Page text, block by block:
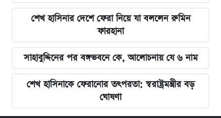
শেখ হাসিনার দেশে ফেরা নিয়ে যা বললেন রুমিন
ফারহানা
সাহাবুদ্দিনের পর বঙ্গভবনে কে, আলোচনায় যে ৬ নাম
শেখ হাসিনাকে ফেরানোর তৎপরতা: স্বরাষ্ট্রমন্ত্রীর বড়
ঘোষণা